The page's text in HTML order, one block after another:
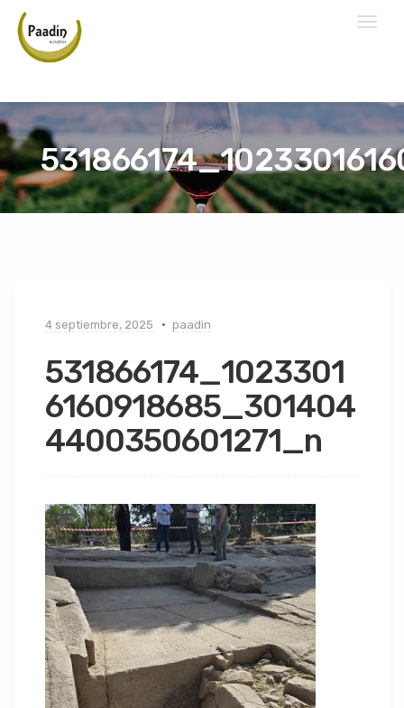
Toggle
4 septiembre, 2025 paadin
531866174_1023301
6160918685_301404
4400350601271_n